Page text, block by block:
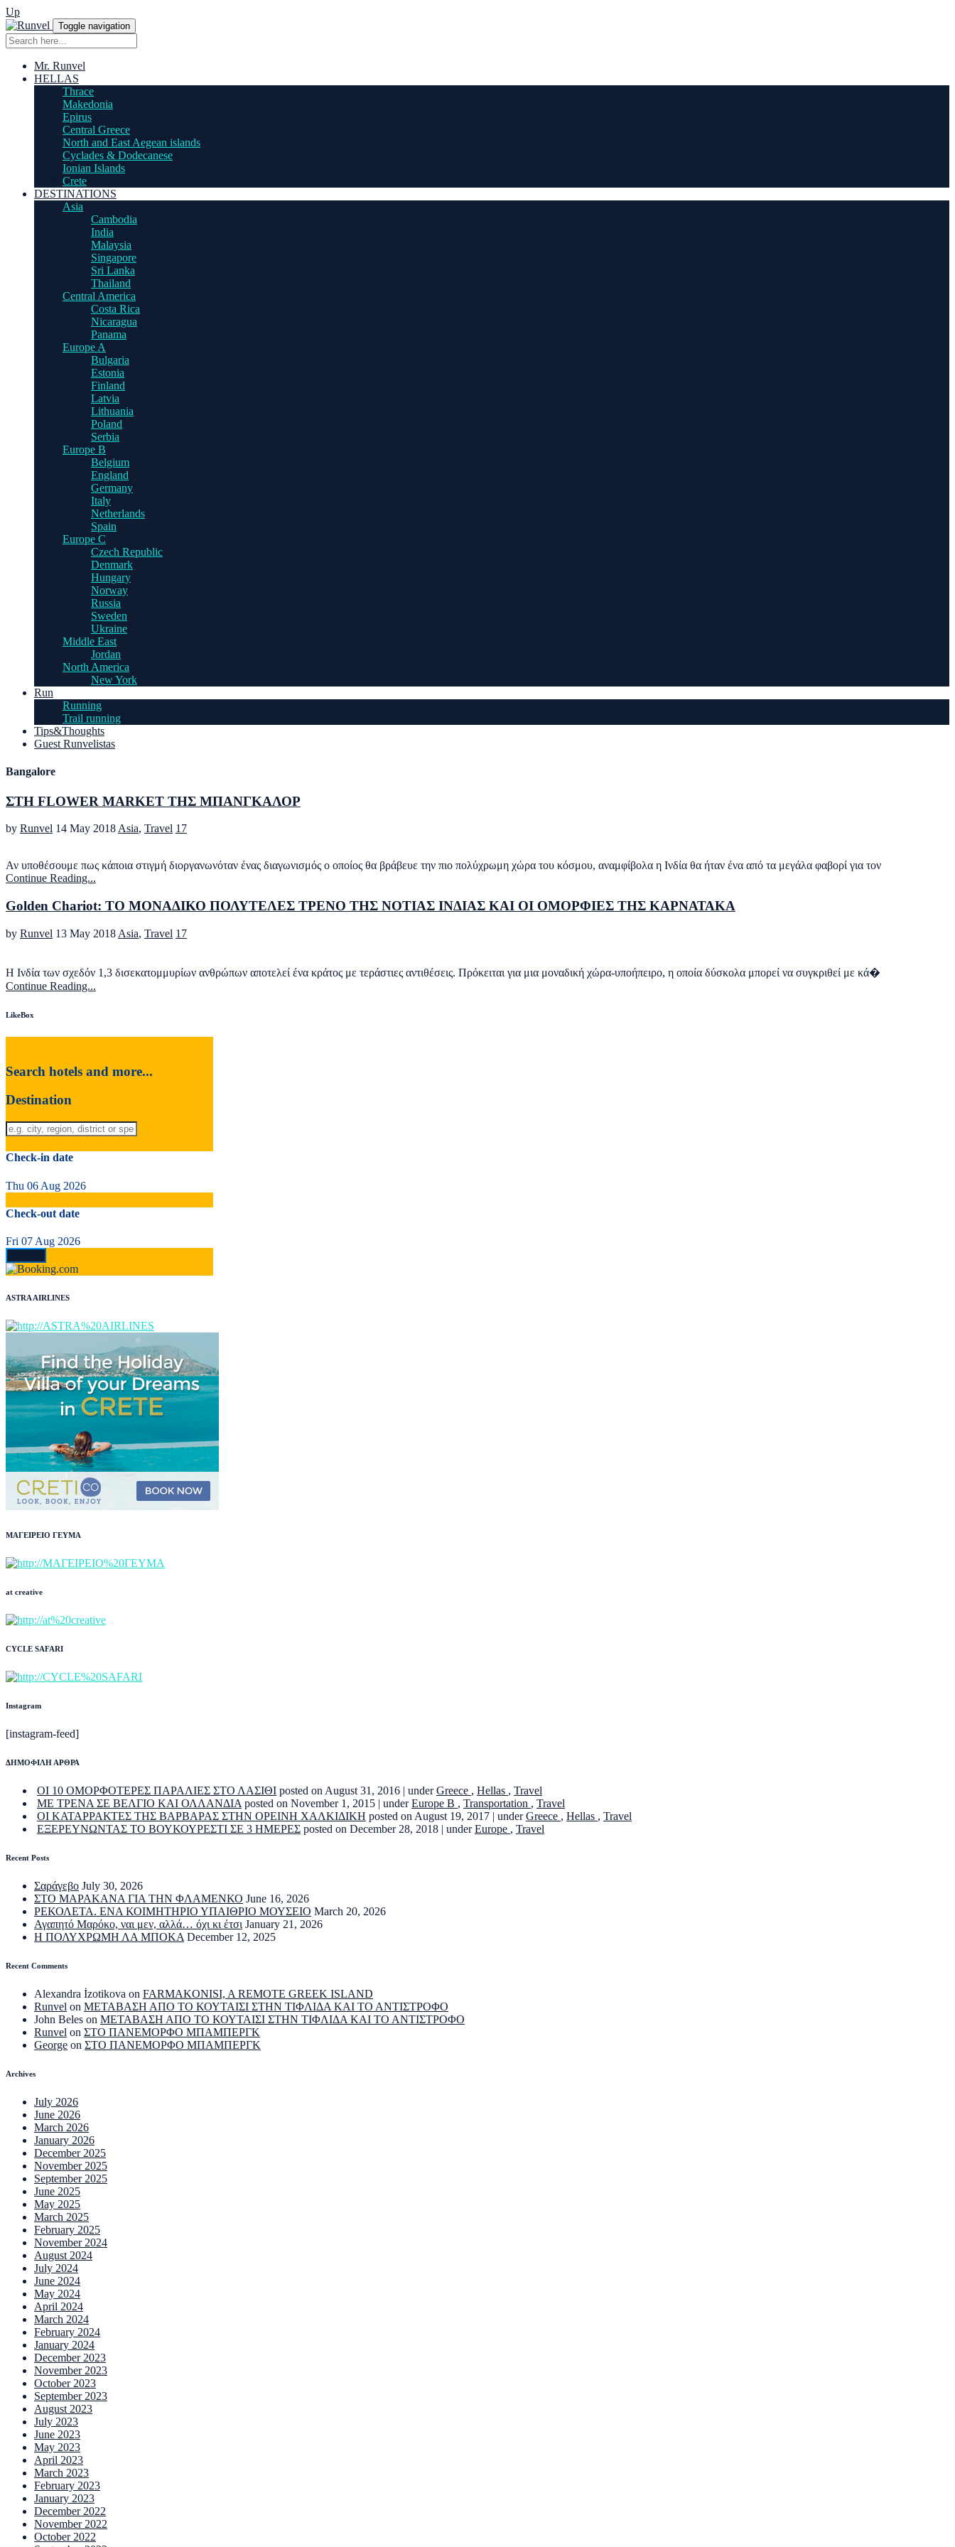
Up
Toggle navigation
Mr. Runvel
HELLAS
Thrace
Makedonia
Epirus
Central Greece
North and East Aegean islands
Cyclades & Dodecanese
Ionian Islands
Crete
DESTINATIONS
Asia
Cambodia
India
Malaysia
Singapore
Sri Lanka
Thailand
Central America
Costa Rica
Nicaragua
Panama
Europe A
Bulgaria
Estonia
Finland
Latvia
Lithuania
Poland
Serbia
Europe B
Belgium
England
Germany
Italy
Netherlands
Spain
Europe C
Czech Republic
Denmark
Hungary
Norway
Russia
Sweden
Ukraine
Middle East
Jordan
North America
New York
Run
Running
Trail running
Tips&Thoughts
Guest Runvelistas
Bangalore
ΣΤΗ FLOWER MARKET ΤΗΣ ΜΠΑΝΓΚΑΛΟΡ
by Runvel 14 May 2018 Asia, Travel 17
Αν υποθέσουμε πως κάποια στιγμή διοργανωνόταν ένας διαγωνισμός o οποίος θα βράβευε την πιο πολύχρωμη χώρα του κόσμου, αναμφίβολα η Ινδία θα ήταν ένα από τα μεγάλα φαβορί για τον
Continue Reading...
Golden Chariot: ΤΟ ΜΟΝΑΔΙΚΟ ΠΟΛΥΤΕΛΕΣ ΤΡΕΝΟ ΤΗΣ ΝΟΤΙΑΣ ΙΝΔΙΑΣ ΚΑΙ ΟΙ ΟΜΟΡΦΙΕΣ ΤΗΣ ΚΑΡΝΑΤΑΚΑ
by Runvel 13 May 2018 Asia, Travel 17
Η Ινδία των σχεδόν 1,3 δισεκατομμυρίων ανθρώπων αποτελεί ένα κράτος με τεράστιες αντιθέσεις. Πρόκειται για μια μοναδική χώρα-υποήπειρο, η οποία δύσκολα μπορεί να συγκριθεί με κά�
Continue Reading...
LikeBox
Search hotels and more...
Destination
Check-in date
Thu 06 Aug 2026
Check-out date
Fri 07 Aug 2026
ASTRA AIRLINES
ΜΑΓΕΙΡΕΙΟ ΓΕΥΜΑ
at creative
CYCLE SAFARI
Instagram
[instagram-feed]
ΔΗΜΟΦΙΛΗ ΑΡΘΡΑ
ΟΙ 10 ΟΜΟΡΦΟΤΕΡΕΣ ΠΑΡΑΛΙΕΣ ΣΤΟ ΛΑΣΙΘΙ posted on August 31, 2016 | underGreece , Hellas , Travel
ΜΕ ΤΡΕΝΑ ΣΕ ΒΕΛΓΙΟ ΚΑΙ ΟΛΛΑΝΔΙΑ posted on November 1, 2015 | underEurope B , Transportation , Travel
ΟΙ ΚΑΤΑΡΡΑΚΤΕΣ ΤΗΣ ΒΑΡΒΑΡΑΣ ΣΤΗΝ ΟΡΕΙΝΗ ΧΑΛΚΙΔΙΚΗ posted on August 19, 2017 | underGreece , Hellas , Travel
ΕΞΕΡΕΥΝΩΝΤΑΣ ΤΟ ΒΟΥΚΟΥΡΕΣΤΙ ΣΕ 3 ΗΜΕΡΕΣ posted on December 28, 2018 | underEurope , Travel
Recent Posts
Σαράγεβο July 30, 2026
ΣΤΟ ΜΑΡΑΚΑΝΑ ΓΙΑ ΤΗΝ ΦΛΑΜΕΝΚΟ June 16, 2026
ΡΕΚΟΛΕΤΑ. ΕΝΑ ΚΟΙΜΗΤΗΡΙΟ ΥΠΑΙΘΡΙΟ ΜΟΥΣΕΙΟ March 20, 2026
Αγαπητό Μαρόκο, ναι μεν, αλλά… όχι κι έτσι January 21, 2026
Η ΠΟΛΥΧΡΩΜΗ ΛΑ ΜΠΟΚΑ December 12, 2025
Recent Comments
Alexandra İzotikova on FARMAKONISI, A REMOTE GREEK ISLAND
Runvel on ΜΕΤΑΒΑΣΗ ΑΠΟ ΤΟ ΚΟΥΤΑΙΣΙ ΣΤΗΝ ΤΙΦΛΙΔΑ ΚΑΙ ΤΟ ΑΝΤΙΣΤΡΟΦΟ
John Beles on ΜΕΤΑΒΑΣΗ ΑΠΟ ΤΟ ΚΟΥΤΑΙΣΙ ΣΤΗΝ ΤΙΦΛΙΔΑ ΚΑΙ ΤΟ ΑΝΤΙΣΤΡΟΦΟ
Runvel on ΣΤΟ ΠΑΝΕΜΟΡΦΟ ΜΠΑΜΠΕΡΓΚ
George on ΣΤΟ ΠΑΝΕΜΟΡΦΟ ΜΠΑΜΠΕΡΓΚ
Archives
July 2026
June 2026
March 2026
January 2026
December 2025
November 2025
September 2025
June 2025
May 2025
March 2025
February 2025
November 2024
August 2024
July 2024
June 2024
May 2024
April 2024
March 2024
February 2024
January 2024
December 2023
November 2023
October 2023
September 2023
August 2023
July 2023
June 2023
May 2023
April 2023
March 2023
February 2023
January 2023
December 2022
November 2022
October 2022